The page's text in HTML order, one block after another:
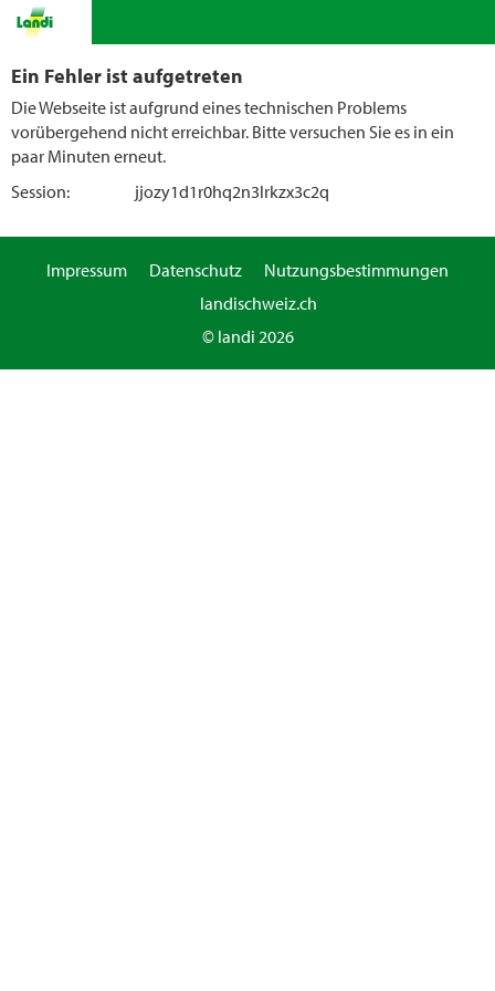
Ein Fehler ist aufgetreten
Die Webseite ist aufgrund eines technischen Problems
vorübergehend nicht erreichbar. Bitte versuchen Sie es in ein
paar Minuten erneut.
Session:
jjozy1d1r0hq2n3lrkzx3c2q
Impressum Datenschutz
Nutzungsbestimmungen
landischweiz.ch
© landi 2026